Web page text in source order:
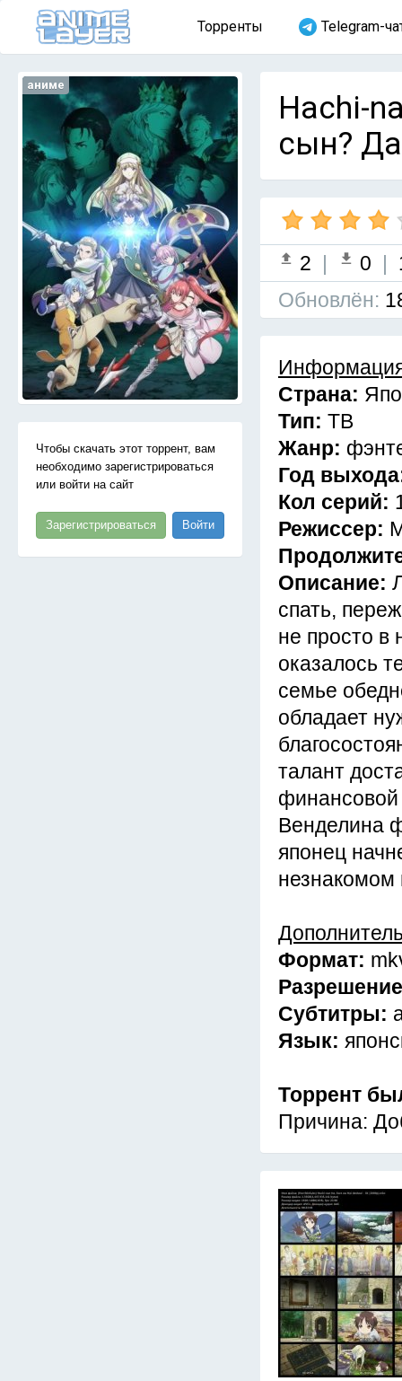
Торренты Telegram-
аниме
Чтобы скачать этот торрент, вам
необходимо зарегистрироваться
или войти на сайт
Зарегистрироваться Войти
Hachi-
сын?
2 | 0 |
Обновлён:
Страна:
Тип: ТВ
Жанр:
Год
Кол серий:
Режиссер:
Описание:
спать,
не просто в
оказалось
семье
обладает
талант
финансовой
Венделина
японец
незнакомом
Формат:
Субтитры:
Язык:
Торрент
Причина: